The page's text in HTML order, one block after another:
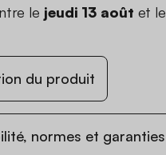
le jeudi 13 août et le
du produit
normes et garanties